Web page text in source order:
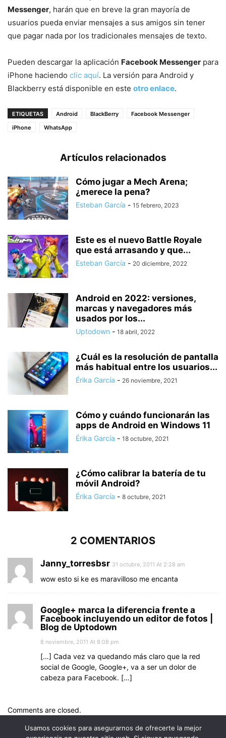
Messenger, harán que en breve la gran mayoría de
usuarios pueda enviar mensajes a sus amigos sin tener
que pagar nada por los tradicionales mensajes de texto.
Pueden descargar la aplicación Facebook Messenger para
iPhone haciendo clic aquí. La versión para Android y
Blackberry está disponible en este otro enlace.
ETIQUETAS Android BlackBerry
Facebook Messenger
iPhone
WhatsApp
Artículos relacionados
Cómo jugar a Mech Arena;
¿merece la pena?
Esteban García - 15 febrero, 2023
Este es el nuevo Battle Royale
que está arrasando y que...
Esteban García - 20 diciembre, 2022
Android en 2022: versiones,
marcas y navegadores más
usados por los...
Uptodown - 18 abril, 2022
¿Cuál es la resolución de pantalla
más habitual entre los usuarios...
Érika García - 26 noviembre, 2021
Cómo y cuándo funcionarán las
apps de Android en Windows 11
Érika García - 18 octubre, 2021
¿Cómo calibrar la batería de tu
móvil Android?
Érika García - 8 octubre, 2021
2 COMENTARIOS
Janny_torresbsr 31 octubre, 2011 At 2:28 am
wow esto si ke es maravilloso me encanta
Google+ marca la diferencia frente a
Facebook incluyendo un editor de fotos |
Blog de Uptodown
8 noviembre, 2011 At 8:08 pm
[…] Cada vez va quedando más claro que la red
social de Google, Google+, va a ser un dolor de
cabeza para Facebook. […]
Comments are closed.
Usamos cookies para asegurarnos de ofrecerte la mejor